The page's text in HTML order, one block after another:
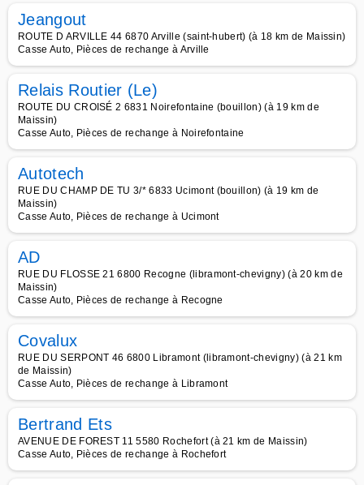
Jeangout
ROUTE D ARVILLE 44 6870 Arville (saint-hubert) (à 18 km de Maissin)
Casse Auto, Pièces de rechange à Arville
Relais Routier (Le)
ROUTE DU CROISÉ 2 6831 Noirefontaine (bouillon) (à 19 km de
Maissin)
Casse Auto, Pièces de rechange à Noirefontaine
Autotech
RUE DU CHAMP DE TU 3/* 6833 Ucimont (bouillon) (à 19 km de
Maissin)
Casse Auto, Pièces de rechange à Ucimont
AD
RUE DU FLOSSE 21 6800 Recogne (libramont-chevigny) (à 20 km de
Maissin)
Casse Auto, Pièces de rechange à Recogne
Covalux
RUE DU SERPONT 46 6800 Libramont (libramont-chevigny) (à 21 km
de Maissin)
Casse Auto, Pièces de rechange à Libramont
Bertrand Ets
AVENUE DE FOREST 11 5580 Rochefort (à 21 km de Maissin)
Casse Auto, Pièces de rechange à Rochefort